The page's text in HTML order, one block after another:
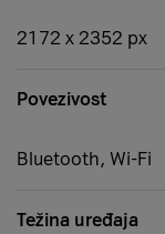
2172 x 2352 px
Povezivost
Bluetooth, Wi-Fi
Težina uređaja